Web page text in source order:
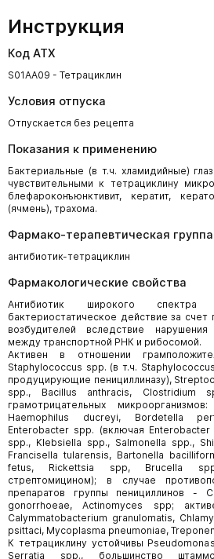
Инструкция
Код АТХ
S01AA09 - Тетрациклин
Условия отпуска
Отпускается без рецепта
Показания к применению
Бактериальные (в т.ч. хламидийные)
чувствительными к тетрациклину
блефароконъюнктивит, кератит,
(ячмень), трахома.
Фармако-терапевтическая группа
антибиотик-тетрациклин
Фармакологические свойства
Антибиотик широкого спектра
бактериостатическое действие за счет
возбудителей вследствие
между транспортной РНК и рибосомой.
Активен в отношении
Staphylococcus spp. (в т.ч.
продуцирующие пенициллиназу),
spp., Bacillus anthracis, Clostridium
грамотрицательных
Haemophilus ducreyi, Bordetella
Enterobacter spp. (включая
spp., Klebsiella spp., Salmonella spp.,
Francisella tularensis, Bartonella
fetus, Rickettsia spp, Brucella
стрептомицином); в случае
препаратов группы пенициллинов -
gonorrhoeae, Actinomyces spp;
Calymmatobacterium granulomatis,
psittaci, Mycoplasma pneumoniae,
К тетрациклину устойчивы
Serratia spp., большинство